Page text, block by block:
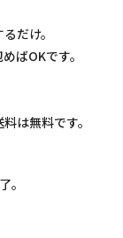
だけ。
ばOKです。
は無料です。
。